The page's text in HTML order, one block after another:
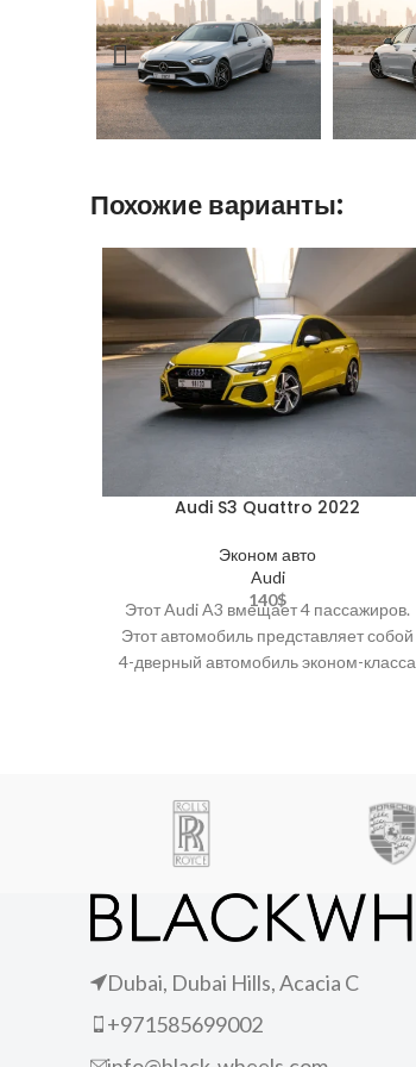
Похожие варианты:
Audi S3 Quattro 2022
Эконом авто
Audi
140$
Этот Audi A3 вмещает 4 пассажиров.
Этот автомобиль представляет собой
4-дверный автомобиль эконом-класса
Dubai, Dubai Hills, Acacia C
+971585699002